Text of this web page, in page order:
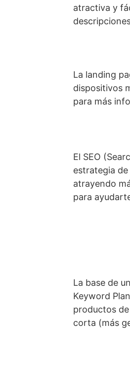
atractiva y
La landing
dispositivos
para más
El SEO
estrategia
atrayendo
para
La base de
Keyword
productos
corta (más